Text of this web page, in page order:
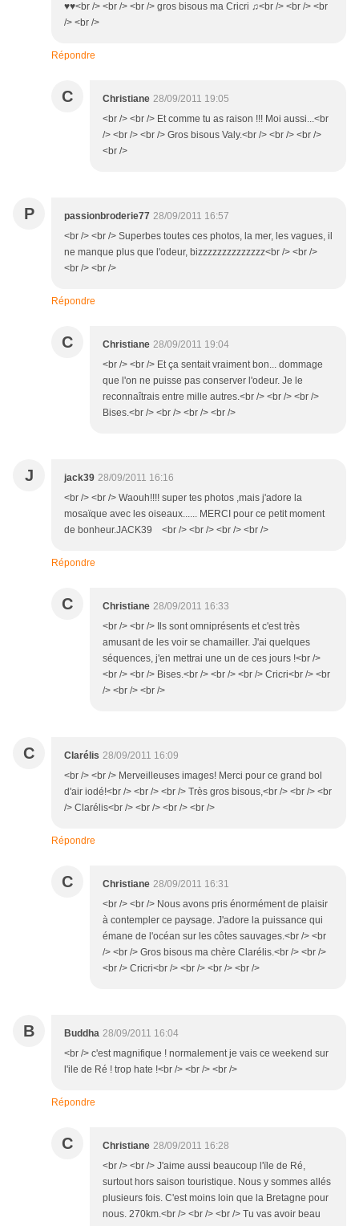
♥♥<br /> <br /> <br /> gros bisous ma Cricri ♫<br /> <br /> <br
/> <br />
Répondre
C Christiane 28/09/2011 19:05
<br /> <br /> Et comme tu as raison !!! Moi aussi...<br
/> <br /> <br /> Gros bisous Valy.<br /> <br /> <br />
<br />
P passionbroderie77 28/09/2011 16:57
<br /> <br /> Superbes toutes ces photos, la mer, les vagues, il
ne manque plus que l'odeur, bizzzzzzzzzzzzzz<br /> <br />
<br /> <br />
Répondre
C Christiane 28/09/2011 19:04
<br /> <br /> Et ça sentait vraiment bon... dommage
que l'on ne puisse pas conserver l'odeur. Je le
reconnaîtrais entre mille autres.<br /> <br /> <br />
Bises.<br /> <br /> <br /> <br />
J jack39 28/09/2011 16:16
<br /> <br /> Waouh!!!! super tes photos ,mais j'adore la
mosaïque avec les oiseaux...... MERCI pour ce petit moment
de bonheur.JACK39 <br /> <br /> <br /> <br />
Répondre
C Christiane 28/09/2011 16:33
<br /> <br /> Ils sont omniprésents et c'est très
amusant de les voir se chamailler. J'ai quelques
séquences, j'en mettrai une un de ces jours !<br />
<br /> <br /> Bises.<br /> <br /> <br /> Cricri<br /> <br
/> <br /> <br />
C Clarélis 28/09/2011 16:09
<br /> <br /> Merveilleuses images! Merci pour ce grand bol
d'air iodé!<br /> <br /> <br /> Très gros bisous,<br /> <br /> <br
/> Clarélis<br /> <br /> <br /> <br />
Répondre
C Christiane 28/09/2011 16:31
<br /> <br /> Nous avons pris énormément de plaisir
à contempler ce paysage. J'adore la puissance qui
émane de l'océan sur les côtes sauvages.<br /> <br
/> <br /> Gros bisous ma chère Clarélis.<br /> <br />
<br /> Cricri<br /> <br /> <br /> <br />
B Buddha 28/09/2011 16:04
<br /> c'est magnifique ! normalement je vais ce weekend sur
l'ile de Ré ! trop hate !<br /> <br /> <br />
Répondre
C Christiane 28/09/2011 16:28
<br /> <br /> J'aime aussi beaucoup l'ïle de Ré,
surtout hors saison touristique. Nous y sommes allés
plusieurs fois. C'est moins loin que la Bretagne pour
nous. 270km.<br /> <br /> <br /> Tu vas avoir beau